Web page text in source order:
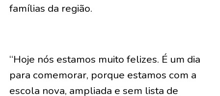
famílias da região.
“Hoje nós estamos muito felizes. É um dia
para comemorar, porque estamos com a
escola nova, ampliada e sem lista de